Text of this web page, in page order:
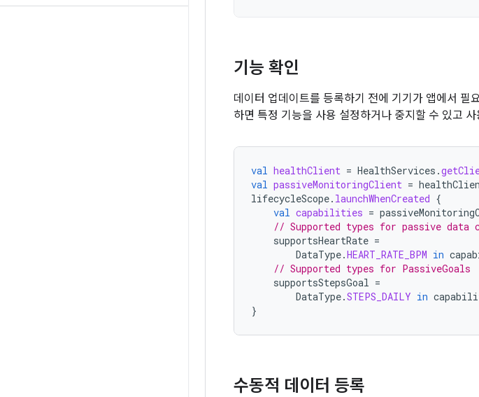
기능 확인
데이터 업데이트를 등록하기 전에 기기가 앱에서 필
하면 특정 기능을 사용 설정하거나 중지할 수 있고
val healthClient = HealthServices .
val passiveMonitoringClient =
lifecycleScope. launchWhenCreated {
val capabilities =
// Supported types for passive data
supportsHeartRate =
DataType.HEART_RATE_BPM in
// Supported types for PassiveGoals
supportsStepsGoal =
DataType.STEPS_DAILY in
}
수동적 데이터 등록